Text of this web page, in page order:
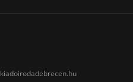
kiadoirodadebrecen.hu